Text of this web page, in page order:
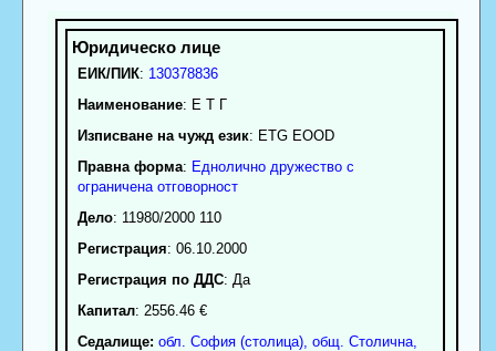
ЕИК/ПИК: 130378836
Наименование: Е Т Г
Изписване на чужд език: ETG EOOD
Правна форма: Еднолично дружество с
ограничена отговорност
Дело: 11980/2000 110
Регистрация: 06.10.2000
Регистрация по ДДС: Да
Капитал: 2556.46 €
Седалище: обл. София (столица), общ. Столична,